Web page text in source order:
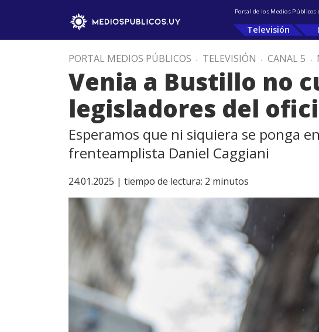
Portal de los Medios
Televisión
PORTAL MEDIOS PÚBLICOS . TELEVISIÓN . CANAL 5 .
Venia a Bustillo no
legisladores del
Esperamos que ni siquiera se ponga
frenteamplista Daniel Caggiani
24.01.2025 | tiempo de lectura: 2 minutos